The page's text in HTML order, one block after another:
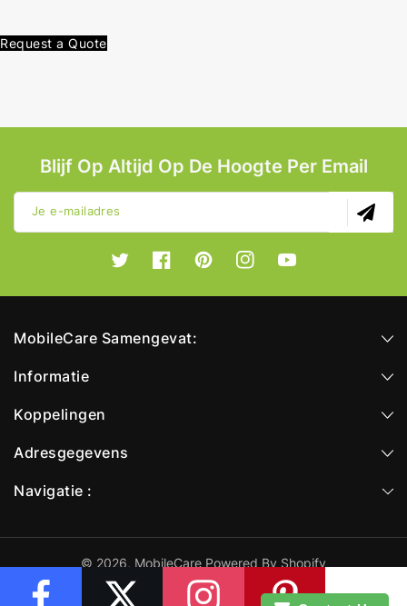
Request a Quote
Blijf Op Altijd Op De Hoogte Per Email
Je e-mailadres
TwitterFacebookPinterestInstagramYouTube
MobileCare Samengevat:
Informatie
Koppelingen
Adresgegevens
Navigatie :
© 2026, MobileCare Powered By Shopify
Betaalmethoden